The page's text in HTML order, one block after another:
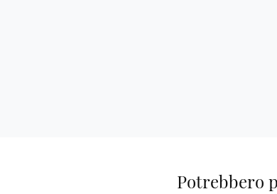
Potrebbero